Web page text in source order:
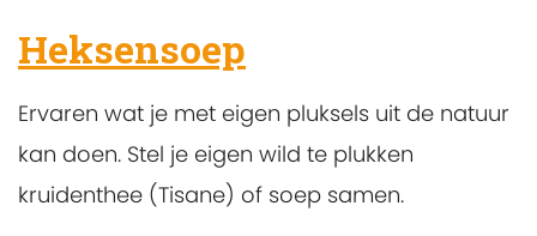
Heksensoep
Ervaren wat je met eigen pluksels uit de natuur
kan doen. Stel je eigen wild te plukken
kruidenthee (Tisane) of soep samen.